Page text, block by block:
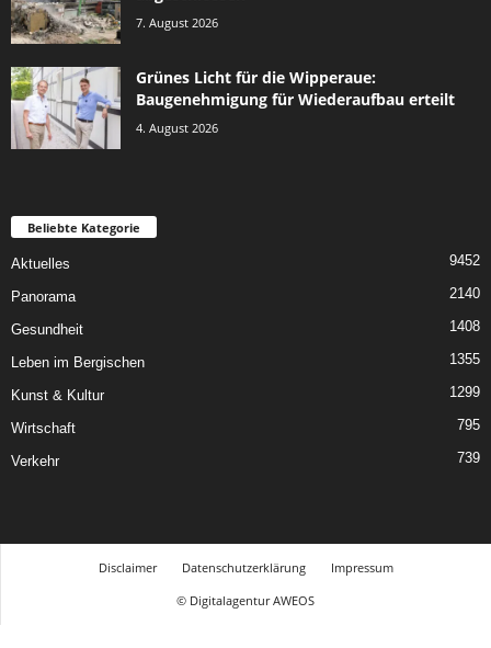
7. August 2026
Grünes Licht für die Wipperaue:
Baugenehmigung für Wiederaufbau erteilt
4. August 2026
Beliebte Kategorie
Aktuelles 9452
Panorama 2140
Gesundheit 1408
Leben im Bergischen 1355
Kunst & Kultur 1299
Wirtschaft 795
Verkehr 739
Disclaimer Datenschutzerklärung
Impressum
© Digitalagentur AWEOS